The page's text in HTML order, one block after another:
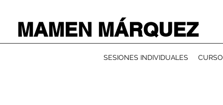
MAMEN MÁRQUEZ
SESIONES INDIVIDUALES